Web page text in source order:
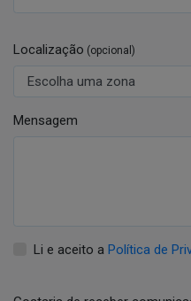
Localização (opcional)
Mensagem
Li e aceito a Política de